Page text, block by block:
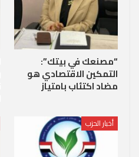
“مصنعك في بيتك”:
التمكين الاقتصادي هو
مضاد اكتئاب بامتياز
أخبار الحزب